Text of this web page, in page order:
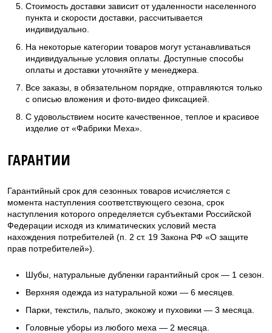
Стоимость доставки зависит от удаленности населенного
пункта и скорости доставки, рассчитывается
индивидуально.
На некоторые категории товаров могут устанавливаться
индивидуальные условия оплаты. Доступные способы
оплаты и доставки уточняйте у менеджера.
Все заказы, в обязательном порядке, отправляются только
с описью вложения и фото-видео фиксацией.
С удовольствием носите качественное, теплое и красивое
изделие от «Фабрики Меха».
ГАРАНТИИ
Гарантийный срок для сезонных товаров исчисляется с
момента наступления соответствующего сезона, срок
наступления которого определяется субъектами Российской
Федерации исходя из климатических условий места
нахождения потребителей (п. 2 ст. 19 Закона РФ «О защите
прав потребителей»).
Шубы, натуральные дубленки гарантийный срок — 1 сезон.
Верхняя одежда из натуральной кожи — 6 месяцев.
Парки, текстиль, пальто, экокожу и пуховики — 3 месяца.
Головные уборы из любого меха — 2 месяца.